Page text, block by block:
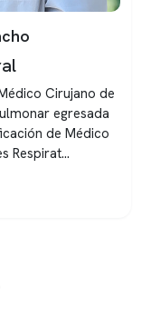
Cirujano de
egresada
de Médico
Respirat...